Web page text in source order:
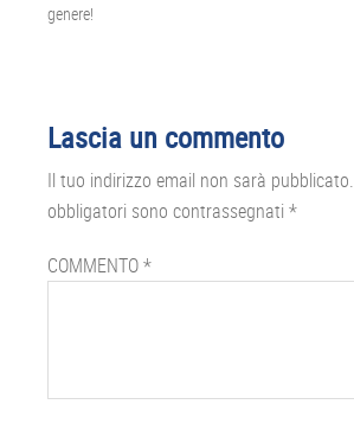
genere!
Interazioni
del
lettore
Lascia un commento
Il tuo indirizzo email non sarà pubblicato.
obbligatori sono contrassegnati *
COMMENTO*